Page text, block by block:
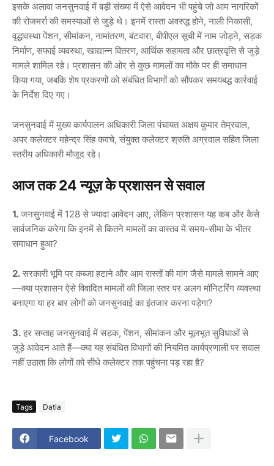
इसके अलावा जनसुनवाई में बड़ी संख्या में ऐसे आवेदन भी पहुंचे जो आम नागरिकों
की रोजमर्रा की समस्याओं से जुड़े थे। इनमें रास्ता अवरुद्ध होने, नाली निकासी,
वृद्धावस्था पेंशन, सीमांकन, नामांतरण, बंटवारा, बीपीएल सूची में नाम जोड़ने, सड़क
निर्माण, सफाई व्यवस्था, खाद्यान्न वितरण, आर्थिक सहायता और छात्रवृत्ति से जुड़े
मामले शामिल रहे। प्रशासन की ओर से कुछ मामलों का मौके पर ही समाधान
किया गया, जबकि शेष प्रकरणों को संबंधित विभागों को सौंपकर समयबद्ध कार्रवाई
के निर्देश दिए गए।
जनसुनवाई में मुख्य कार्यपालन अधिकारी जिला पंचायतअक्षय कुमार तेम्रवाल,
अपर कलेक्टर महेन्द्र सिंह कवचे, संयुक्त कलेक्टर श्रुति अग्रवाल सहित जिला
स्तरीय अधिकारी मौजूद रहे।
आज तक 24 न्यूज़ के प्रशासन से सवाल
1. जनसुनवाई में 128 से ज्यादा आवेदन आए, लेकिन प्रशासन यह कब और कैसे
सार्वजनिक करेगा कि इनमें से कितने मामलों का वास्तव में समय-सीमा के भीतर
समाधान हुआ?
2. सरकारी भूमि पर कब्जा हटाने और आम रास्तों की मांग जैसे मामले सामने आए
—क्या प्रशासन ऐसे विवादित मामलों की जिला स्तर पर अलग मॉनिटरिंग व्यवस्था
बनाएगा या हर बार लोगों को जनसुनवाई का इंतजार करना पड़ेगा?
3. हर सप्ताह जनसुनवाई में सड़क, पेंशन, सीमांकन और मूलभूत सुविधाओं से
जुड़े आवेदन आते हैं—क्या यह संबंधित विभागों की नियमित कार्यप्रणाली पर सवाल
नहीं उठाता कि लोगों को सीधे कलेक्टर तक पहुंचना पड़ रहा है?
Tags Datia
Facebook